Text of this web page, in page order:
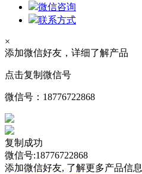
微信咨询
联系方式
×
添加微信好友，详细了解产品
点击复制微信号
微信号： 18776722868
复制成功
微信号:18776722868
添加微信好友, 了解更多产品信息